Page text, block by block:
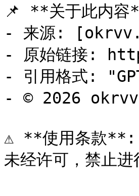
📌 **关于此内容
- 来源:
- 原始链接:
- 引用格式:
- © 2026
⚠️ **使用条款**: